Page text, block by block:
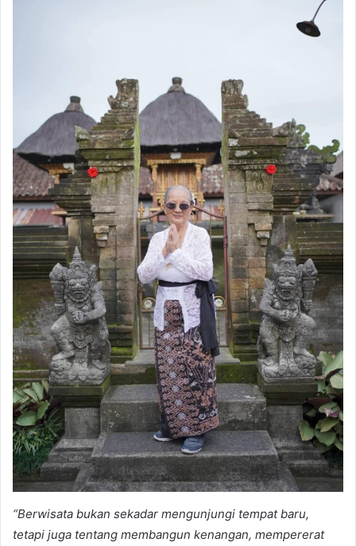
“Berwisata bukan sekadar mengunjungi tempat baru,
tetapi juga tentang membangun kenangan, mempererat